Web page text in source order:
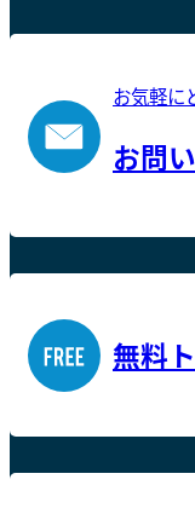
お気軽に
お問
無料